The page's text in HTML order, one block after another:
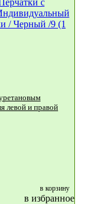
левой и правой
в корзину
в избранное